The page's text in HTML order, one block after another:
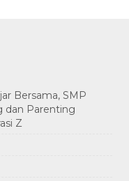
Bersama, SMP
dan Parenting
Z